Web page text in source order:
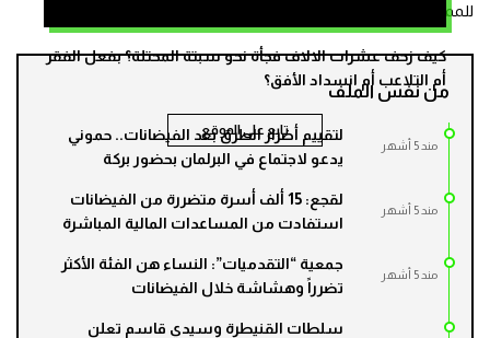
كيف زحف عشرات الالاف فجأة نحو سبتة المحتلة؟ بفعل الفقر
أم التلاعب أم انسداد الأفق؟
تابع على الموقع
للمملكة.
من نفس الملف
مند 5 أشهر
لتقييم أضرار الطرق بعد الفيضانات.. حموني
يدعو لاجتماع في البرلمان بحضور بركة
مند 5 أشهر
لقجع: 15 ألف أسرة متضررة من الفيضانات
استفادت من المساعدات المالية المباشرة
مند 5 أشهر
جمعية “التقدميات”: النساء هن الفئة الأكثر
تضرراً وهشاشة خلال الفيضانات
سلطات القنيطرة وسيدي قاسم تعلن